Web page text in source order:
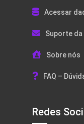
Acessar
Suporte da
Sobre nós
FAQ –
Redes